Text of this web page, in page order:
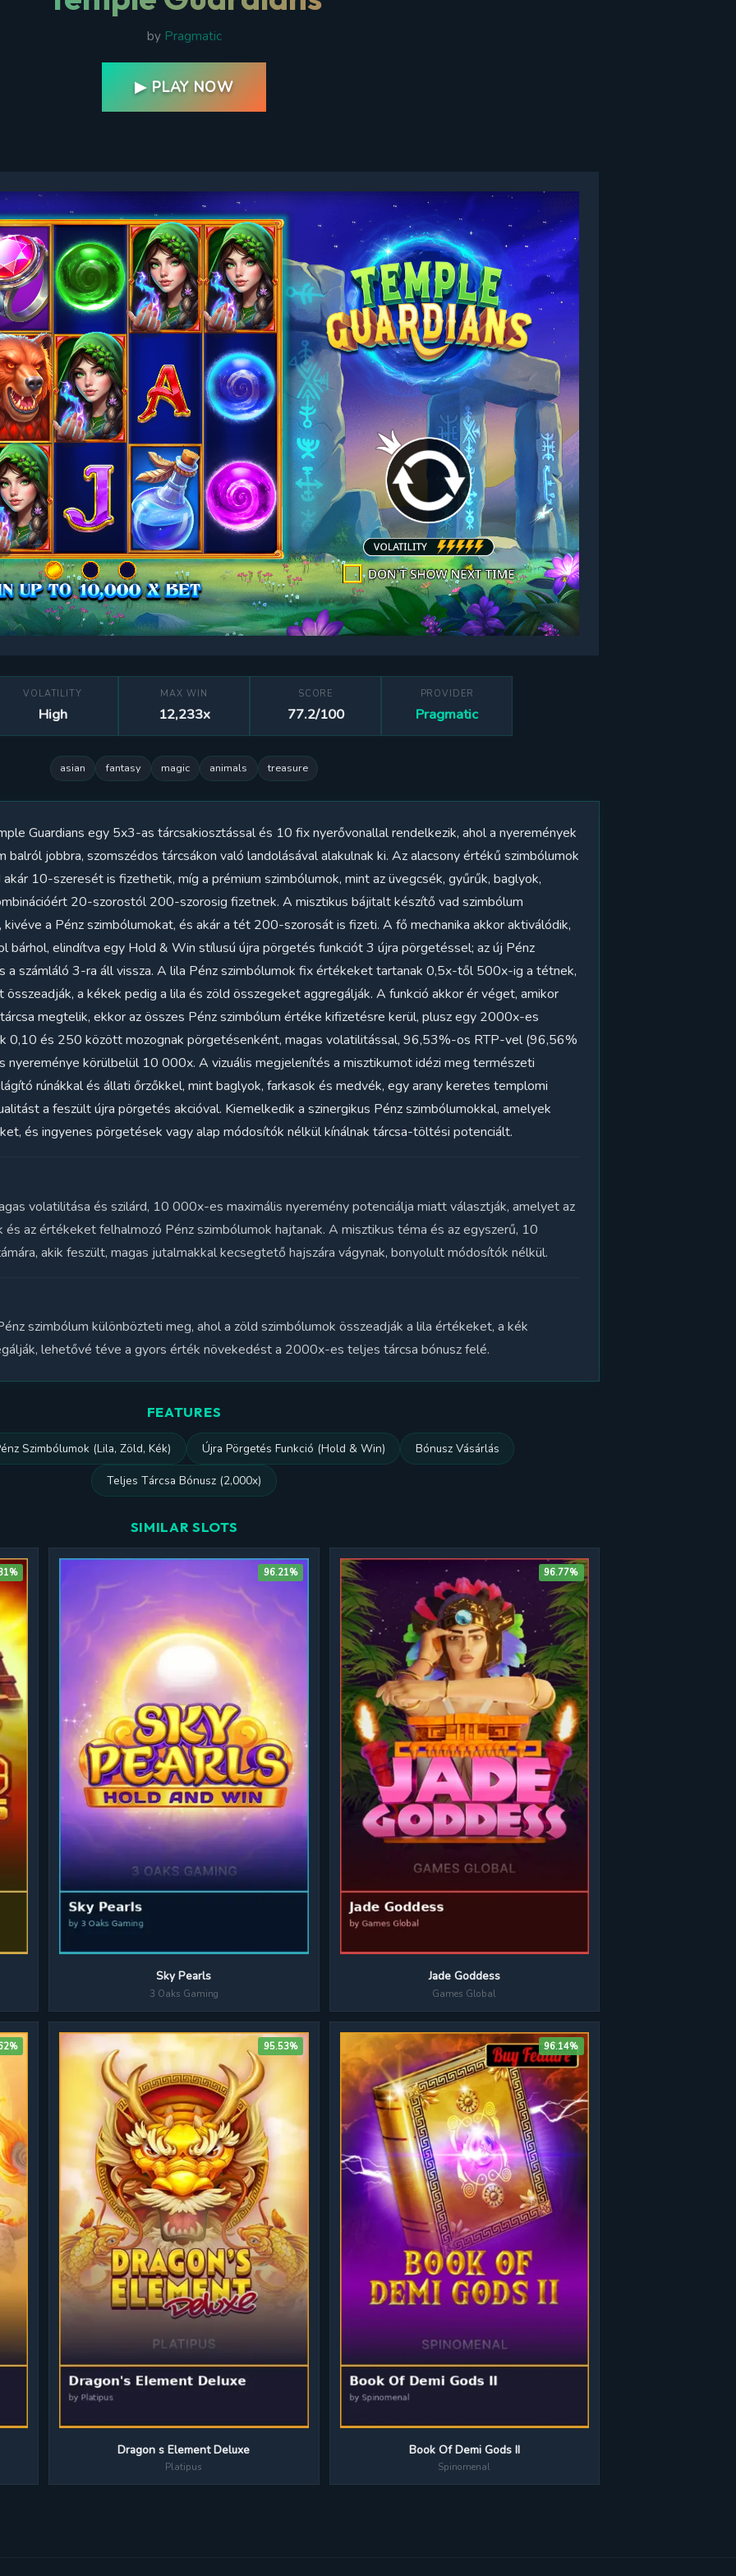
by Pragmatic
▶ PLAY NOW
VOLATILITY
High
MAX WIN
12,233x
SCORE
77.2/100
PROVIDER
Pragmatic
asian fantasy magic animals treasure
Guardians egy 5x3-as tárcsakiosztással és 10 fix nyerővonallal rendelkezik, ahol a nyeremények
jobbra, szomszédos tárcsákon való landolásával alakulnak ki. Az alacsony értékű szimbólumok
10-szeresét is fizethetik, míg a prémium szimbólumok, mint az üvegcsék, gyűrűk, baglyok,
20-szorostól 200-szorosig fizetnek. A misztikus bájitalt készítő vad szimbólum
a Pénz szimbólumokat, és akár a tét 200-szorosát is fizeti. A fő mechanika akkor aktiválódik,
bárhol, elindítva egy Hold & Win stílusú újra pörgetés funkciót 3 újra pörgetéssel; az új Pénz
a számláló 3-ra áll vissza. A lila Pénz szimbólumok fix értékeket tartanak 0,5x-től 500x-ig a tétnek,
a kékek pedig a lila és zöld összegeket aggregálják. A funkció akkor ér véget, amikor
megtelik, ekkor az összes Pénz szimbólum értéke kifizetésre kerül, plusz egy 2000x-es
0,10 és 250 között mozognak pörgetésenként, magas volatilitással, 96,53%-os RTP-vel (96,56%
nyereménye körülbelül 10 000x. A vizuális megjelenítés a misztikumot idézi meg természeti
rúnákkal és állati őrzőkkel, mint baglyok, farkasok és medvék, egy arany keretes templomi
a feszült újra pörgetés akcióval. Kiemelkedik a szinergikus Pénz szimbólumokkal, amelyek
és ingyenes pörgetések vagy alap módosítók nélkül kínálnak tárcsa-töltési potenciált.
volatilitása és szilárd, 10 000x-es maximális nyeremény potenciálja miatt választják, amelyet az
az értékeket felhalmozó Pénz szimbólumok hajtanak. A misztikus téma és az egyszerű, 10
akik feszült, magas jutalmakkal kecsegtető hajszára vágynak, bonyolult módosítók nélkül.
szimbólum különbözteti meg, ahol a zöld szimbólumok összeadják a lila értékeket, a kék
lehetővé téve a gyors érték növekedést a 2000x-es teljes tárcsa bónusz felé.
FEATURES
Szimbólumok (Lila, Zöld, Kék) Újra Pörgetés Funkció (Hold & Win) Bónusz Vásárlás
Teljes Tárcsa Bónusz (2,000x)
SIMILAR SLOTS
96.21%
Sky Pearls
3 Oaks Gaming
96.77%
Jade Goddess
Games Global
95.53%
Dragon s Element Deluxe
Platipus
96.14%
Book Of Demi Gods II
Spinomenal